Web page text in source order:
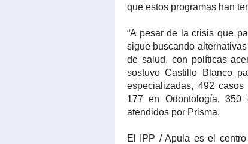
que estos programas han
“A pesar de la crisis que
sigue buscando
de salud, con políticas
sostuvo Castillo Blanco
especializadas, 492
177 en Odontología,
atendidos por Prisma.
El IPP / Apula es el